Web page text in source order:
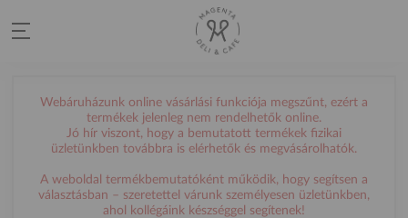
Webáruházunk online vásárlási funkciója megszűnt, ezért a
termékek jelenleg nem rendelhetők online.
Jó hír viszont, hogy a bemutatott termékek fizikai
üzletünkben továbbra is elérhetők és megvásárolhatók.
A weboldal termékbemutatóként működik, hogy segítsen a
választásban – szeretettel várunk személyesen üzletünkben,
ahol kollégáink készséggel segítenek!